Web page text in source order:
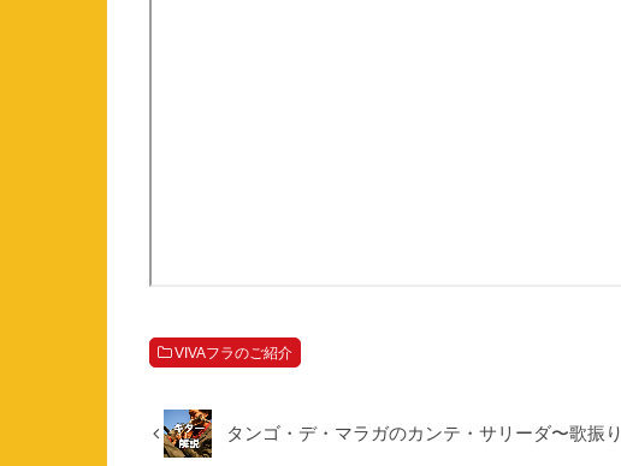
VIVAフラのご紹介
タンゴ・デ・マラガのカンテ・サリーダ〜歌振り